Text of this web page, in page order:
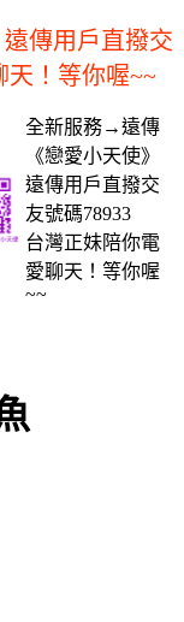
傳用戶直撥交
天！等你喔~~
全新服務→遠傳
《戀愛小天使》
遠傳用戶直撥交
友號碼78933
台灣正妹陪你電
愛聊天！等你喔
~~